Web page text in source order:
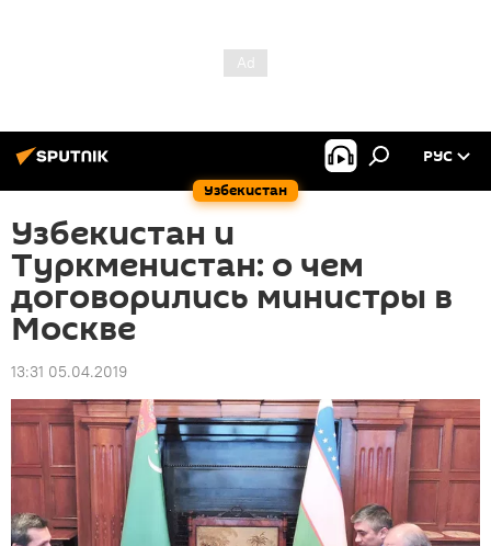
Узбекистан
РУС
Узбекистан и
Туркменистан: о чем
договорились министры в
Москве
13:31 05.04.2019